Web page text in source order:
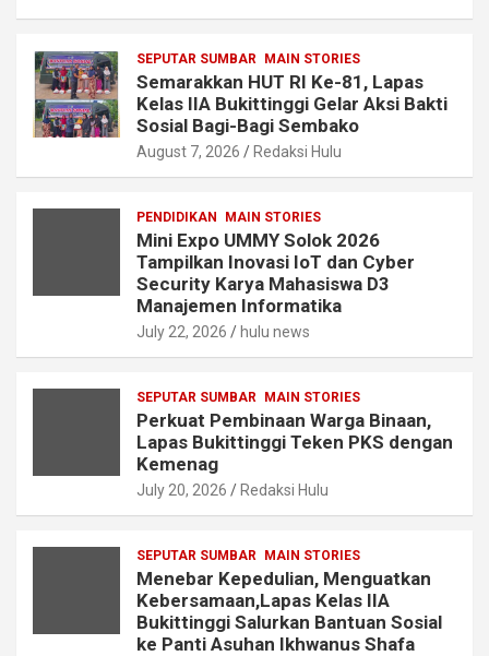
SEPUTAR SUMBAR MAIN STORIES
Semarakkan HUT RI Ke-81, Lapas
Kelas IIA Bukittinggi Gelar Aksi Bakti
Sosial Bagi-Bagi Sembako
August 7, 2026 Redaksi Hulu
PENDIDIKAN MAIN STORIES
Mini Expo UMMY Solok 2026
Tampilkan Inovasi IoT dan Cyber
Security Karya Mahasiswa D3
Manajemen Informatika
July 22, 2026 hulu news
SEPUTAR SUMBAR MAIN STORIES
Perkuat Pembinaan Warga Binaan,
Lapas Bukittinggi Teken PKS dengan
Kemenag
July 20, 2026 Redaksi Hulu
SEPUTAR SUMBAR MAIN STORIES
Menebar Kepedulian, Menguatkan
Kebersamaan,Lapas Kelas IIA
Bukittinggi Salurkan Bantuan Sosial
ke Panti Asuhan Ikhwanus Shafa